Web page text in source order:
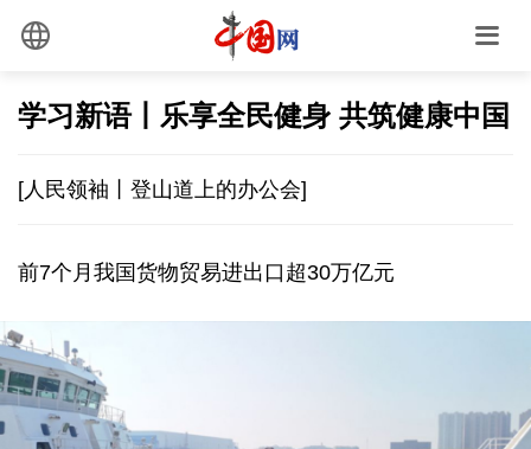
学习新语丨乐享全民健身 共筑健康中国
[人民领袖丨登山道上的办公会]
前7个月我国货物贸易进出口超30万亿元